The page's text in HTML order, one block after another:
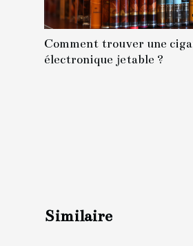
Comment trouver une
électronique jetable ?
Similaire